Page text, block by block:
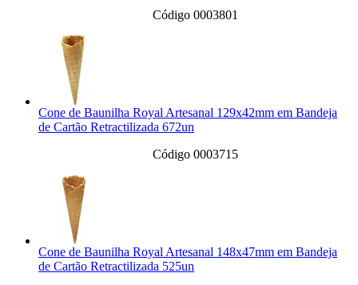
Código 0003801
Cone de Baunilha Royal Artesanal 129x42mm em Bandeja
de Cartão Retractilizada 672un
Código 0003715
Cone de Baunilha Royal Artesanal 148x47mm em Bandeja
de Cartão Retractilizada 525un